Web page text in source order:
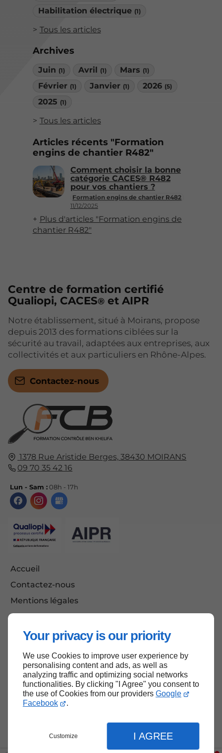
Your privacy is our priority
We use Cookies to improve user experience by
personalising content and ads, as well as
analyzing traffic and optimizing social networks
functionalities. By clicking "I Agree" you consent to
the use of Cookies from our providers Google
Facebook
.
Customize I AGREE
Habilitation électrique (1)
Tous les articles
Archives
Juin (1) Avril (1) Mars (1)
Février (1) Janvier (1) 2026 (5)
2025 (1)
Tous les articles
Articles récents "Formation
engins de chantier R482"
Formation engins de chantier R482
11/12/2025
Comment choisir la bonne
catégorie CACES® R482
pour vos chantiers ?
Plus d'articles "Formation engins de
chantier R482"
1378 Rue Aristide Berges, 38430 MOIRANS
09 70 35 42 16
Lun - Sam :08h - 17h
Accueil
Contactez-nous
Mentions légales
Plan du site
Centre de formation certifié
Qualiopi, CACES® et AIPR
Notre établissement, situé à Moirans, propose
depuis 2013 des formations ciblées sur la
sécurité au travail, adaptées aux entreprises, aux
collectivités et aux particuliers en Rhône-Alpes.
Contactez-nous
Haut de page